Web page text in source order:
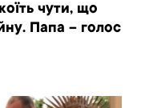
чути, що
Папа – голос